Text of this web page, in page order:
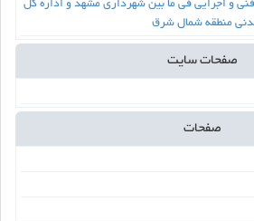
منطقه شمال شرق
صفحات سایت
صفحات